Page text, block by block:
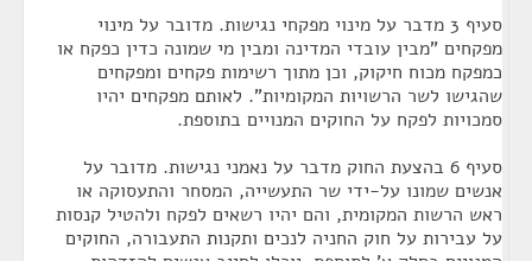
סעיף 3 מדבר על מינוי מפקחי נגישות. מדובר על מינוי
מפקחים "מבין עובדי המדינה ומבין מי שמונה כדין כפקח או
כמפקח מכוח חיקוק, וכן מתוך רשימות פקחים ומפקחים
שהגישו לשר הרשויות המקומיות". לאותם מפקחים יהיו
סמכויות לפקח על החוקים המנויים בתוספת.
סעיף 6 בהצעת החוק מדבר על נאמני נגישות. מדובר על
אנשים שמונו על-ידי שר התעשייה, המסחר והתעסוקה או
ראש הרשות המקומית, והם יהיו רשאים לפקח ולהטיל קנסות
על עבירות על חוק החניה לנכים ותקנות התעבורה, החוקים